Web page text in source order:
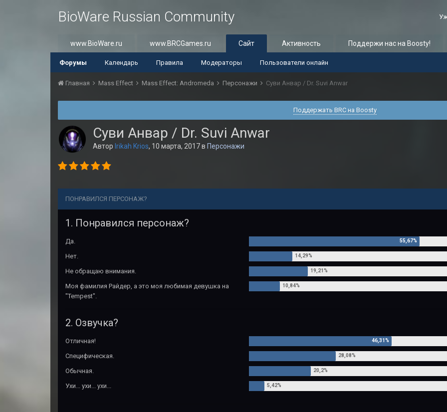
BioWare Russian Community
www.BioWare.ru www.BRCGames.ru Сайт
Форумы Календарь Правила Модераторы Пользователи онлайн
Активность Поддержи нас на Boosty!
Главная Mass Effect Mass Effect: Andromeda Персонажи Суви Анвар / Dr. Suvi Anwar
Поддержать BRC на Boosty
Суви Анвар / Dr. Suvi Anwar
Автор Irikah Krios, 10 марта, 2017в Персонажи
ПОНРАВИЛСЯ ПЕРСОНАЖ?
1. Понравился персонаж?
Да.
Нет.
Не обращаю внимания.
Моя фамилия Райдер, а это моя любимая девушка на
"Tempest".
2. Озвучка?
Отличная!
Специфическая.
Обычная.
Ухи... ухи... ухи...